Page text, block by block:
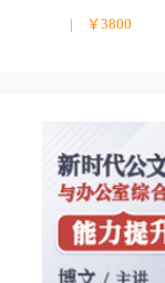
| ￥3800